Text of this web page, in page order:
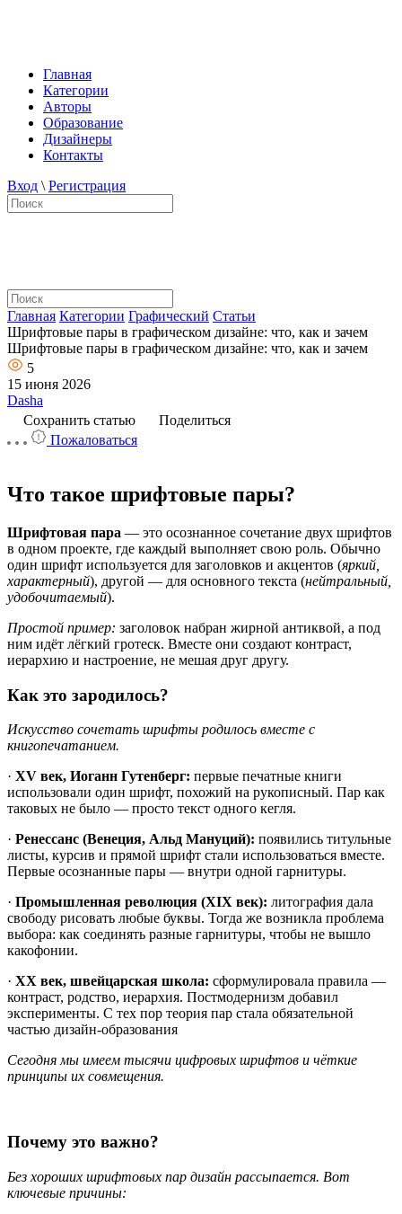
Главная
Категории
Авторы
Образование
Дизайнеры
Контакты
Вход \ Регистрация
Главная Категории Графический Статьи
Шрифтовые пары в графическом дизайне: что, как и зачем
Шрифтовые пары в графическом дизайне: что, как и зачем
5
15 июня 2026
Dasha
Сохранить статью
Поделиться
Пожаловаться
Что такое шрифтовые пары?
Шрифтовая пара — это осознанное сочетание двух шрифтов
в одном проекте, где каждый выполняет свою роль. Обычно
один шрифт используется для заголовков и акцентов (яркий,
характерный), другой — для основного текста (нейтральный,
удобочитаемый).
Простой пример: заголовок набран жирной антиквой, а под
ним идёт лёгкий гротеск. Вместе они создают контраст,
иерархию и настроение, не мешая друг другу.
Как это зародилось?
Искусство сочетать шрифты родилось вместе с
книгопечатанием.
· XV век, Иоганн Гутенберг: первые печатные книги
использовали один шрифт, похожий на рукописный. Пар как
таковых не было — просто текст одного кегля.
· Ренессанс (Венеция, Альд Мануций): появились титульные
листы, курсив и прямой шрифт стали использоваться вместе.
Первые осознанные пары — внутри одной гарнитуры.
· Промышленная революция (XIX век): литография дала
свободу рисовать любые буквы. Тогда же возникла проблема
выбора: как соединять разные гарнитуры, чтобы не вышло
какофонии.
· XX век, швейцарская школа: сформулировала правила —
контраст, родство, иерархия. Постмодернизм добавил
эксперименты. С тех пор теория пар стала обязательной
частью дизайн-образования
Сегодня мы имеем тысячи цифровых шрифтов и чёткие
принципы их совмещения.
Почему это важно?
Без хороших шрифтовых пар дизайн рассыпается. Вот
ключевые причины: